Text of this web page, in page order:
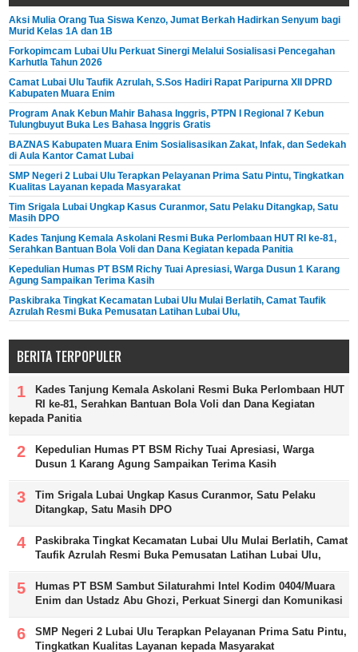
Aksi Mulia Orang Tua Siswa Kenzo, Jumat Berkah Hadirkan Senyum bagi
Murid Kelas 1A dan 1B
Forkopimcam Lubai Ulu Perkuat Sinergi Melalui Sosialisasi Pencegahan
Karhutla Tahun 2026
Camat Lubai Ulu Taufik Azrulah, S.Sos Hadiri Rapat Paripurna XII DPRD
Kabupaten Muara Enim
Program Anak Kebun Mahir Bahasa Inggris, PTPN I Regional 7 Kebun
Tulungbuyut Buka Les Bahasa Inggris Gratis
BAZNAS Kabupaten Muara Enim Sosialisasikan Zakat, Infak, dan Sedekah
di Aula Kantor Camat Lubai
SMP Negeri 2 Lubai Ulu Terapkan Pelayanan Prima Satu Pintu, Tingkatkan
Kualitas Layanan kepada Masyarakat
Tim Srigala Lubai Ungkap Kasus Curanmor, Satu Pelaku Ditangkap, Satu
Masih DPO
Kades Tanjung Kemala Askolani Resmi Buka Perlombaan HUT RI ke-81,
Serahkan Bantuan Bola Voli dan Dana Kegiatan kepada Panitia
Kepedulian Humas PT BSM Richy Tuai Apresiasi, Warga Dusun 1 Karang
Agung Sampaikan Terima Kasih
Paskibraka Tingkat Kecamatan Lubai Ulu Mulai Berlatih, Camat Taufik
Azrulah Resmi Buka Pemusatan Latihan Lubai Ulu,
BERITA TERPOPULER
Kades Tanjung Kemala Askolani Resmi Buka Perlombaan HUT
RI ke-81, Serahkan Bantuan Bola Voli dan Dana Kegiatan
kepada Panitia
Kepedulian Humas PT BSM Richy Tuai Apresiasi, Warga
Dusun 1 Karang Agung Sampaikan Terima Kasih
Tim Srigala Lubai Ungkap Kasus Curanmor, Satu Pelaku
Ditangkap, Satu Masih DPO
Paskibraka Tingkat Kecamatan Lubai Ulu Mulai Berlatih, Camat
Taufik Azrulah Resmi Buka Pemusatan Latihan Lubai Ulu,
Humas PT BSM Sambut Silaturahmi Intel Kodim 0404/Muara
Enim dan Ustadz Abu Ghozi, Perkuat Sinergi dan Komunikasi
SMP Negeri 2 Lubai Ulu Terapkan Pelayanan Prima Satu Pintu,
Tingkatkan Kualitas Layanan kepada Masyarakat